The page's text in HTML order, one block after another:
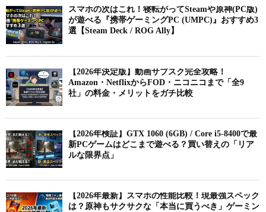
スマホの次はこれ！寝転がってSteamや原神(PC版)
が遊べる『携帯ゲーミングPC (UMPC)』おすすめ3
選【Steam Deck / ROG Ally】
【2026年決定版】動画サブスク完全攻略！
Amazon・NetflixからFOD・ニコニコまで「全9
社」の料金・メリットをガチ比較
【2026年検証】GTX 1060 (6GB) / Core i5-8400で最
新PCゲームはどこまで遊べる？買い替えの「リア
ルな限界点」
【2026年最新】スマホの性能比較！現最強スペック
は？原神もサクサクな「本当に買うべき」ゲーミン